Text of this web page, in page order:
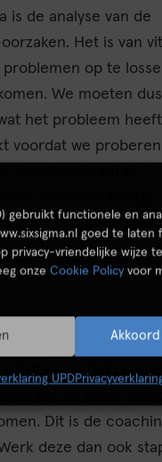
gebruikt functionele en
goed te laten
privacy-vriendelijke wijze
onze Cookie Policy voor
UPD
is de analyse van de
Het is van
problemen op te
We moeten
het probleem heeft
voordat we
ingezet zijn de
vijf keer
vanuit een
Middels de juiste
situatie van het
Dit is de
deze dan ook